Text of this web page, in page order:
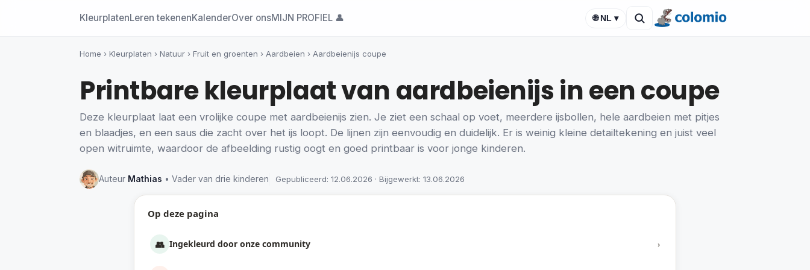
KleurplatenLeren tekenenKalenderOver onsMIJN PROFIEL 👤 🌐 NL ▾
Home › Kleurplaten › Natuur › Fruit en groenten › Aardbeien › Aardbeienijs coupe
Printbare kleurplaat van aardbeienijs in een coupe
Deze kleurplaat laat een vrolijke coupe met aardbeienijs zien. Je ziet een schaal op voet, meerdere ijsbollen, hele aardbeien met pitjes
en blaadjes, en een saus die zacht over het ijs loopt. De lijnen zijn eenvoudig en duidelijk. Er is weinig kleine detailtekening en juist veel
open witruimte, waardoor de afbeelding rustig oogt en goed printbaar is voor jonge kinderen.
Auteur Mathias • Vader van drie kinderen Gepubliceerd: 12.06.2026 · Bijgewerkt: 13.06.2026
Op deze pagina
👥 Ingekleurd door onze community ›